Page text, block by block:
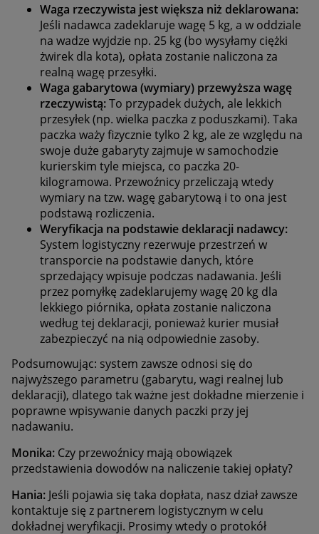
Waga rzeczywista jest większa niż deklarowana:
Jeśli nadawca zadeklaruje wagę 5 kg, a w oddziale
na wadze wyjdzie np. 25 kg (bo wysyłamy ciężki
żwirek dla kota), opłata zostanie naliczona za
realną wagę przesyłki.
Waga gabarytowa (wymiary) przewyższa wagę
rzeczywistą:To przypadek dużych, ale lekkich
przesyłek (np. wielka paczka z poduszkami). Taka
paczka waży fizycznie tylko 2 kg, ale ze względu na
swoje duże gabaryty zajmuje w samochodzie
kurierskim tyle miejsca, co paczka 20-
kilogramowa. Przewoźnicy przeliczają wtedy
wymiary na tzw. wagę gabarytową i to ona jest
podstawą rozliczenia.
Weryfikacja na podstawie deklaracji nadawcy:
System logistyczny rezerwuje przestrzeń w
transporcie na podstawie danych, które
sprzedający wpisuje podczas nadawania. Jeśli
przez pomyłkę zadeklarujemy wagę 20 kg dla
lekkiego piórnika, opłata zostanie naliczona
według tej deklaracji, ponieważ kurier musiał
zabezpieczyć na nią odpowiednie zasoby.
Podsumowując: system zawsze odnosi się do
najwyższego parametru (gabarytu, wagi realnej lub
deklaracji), dlatego tak ważne jest dokładne mierzenie i
poprawne wpisywanie danych paczki przy jej
nadawaniu.
Monika: Czy przewoźnicy mają obowiązek
przedstawienia dowodów na naliczenie takiej opłaty?
Hania: Jeśli pojawia się taka dopłata, nasz dział zawsze
kontaktuje się z partnerem logistycznym w celu
dokładnej weryfikacji. Prosimy wtedy o protokół